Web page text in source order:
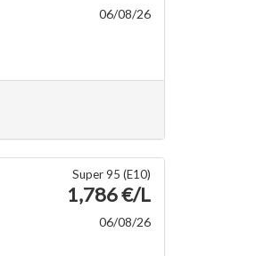
06/08/26
Super 95 (E10)
1,786 €/L
06/08/26